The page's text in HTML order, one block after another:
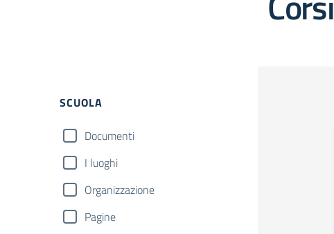
SCUOLA
Documenti
I luoghi
Organizzazione
Pagine